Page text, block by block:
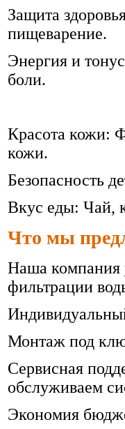
Защита
пищеварение.
Энергия и
боли.
Красота кожи:
кожи.
Безопасность
Вкус еды: Чай,
Что мы
Наша компания
фильтрации
Монтаж под
Сервисная
обслуживаем
Экономия